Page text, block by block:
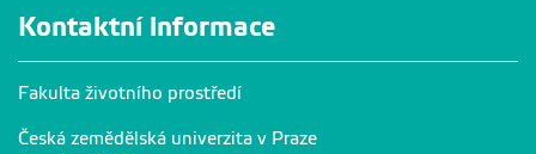
Kontaktní informace
Fakulta životního prostředí
Česká zemědělská univerzita v Praze